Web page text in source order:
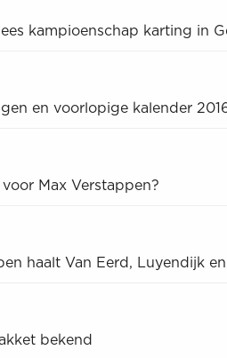
kampioenschap karting in
en voorlopige kalender
Max Verstappen?
haalt Van Eerd, Luyendijk
bekend